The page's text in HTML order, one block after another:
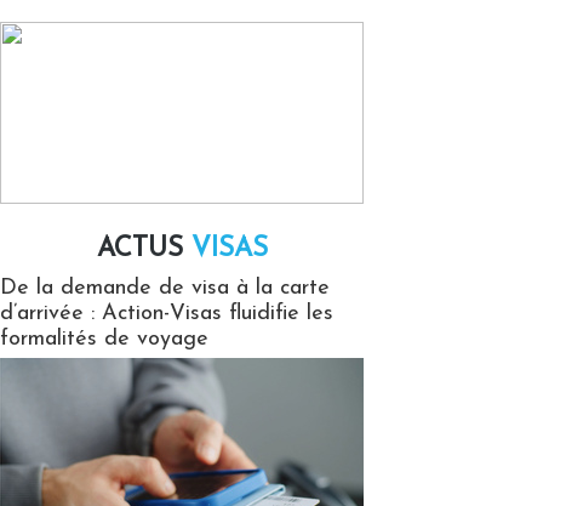
ACTUS VISAS
De la demande de visa à la carte
d’arrivée : Action-Visas fluidifie les
formalités de voyage